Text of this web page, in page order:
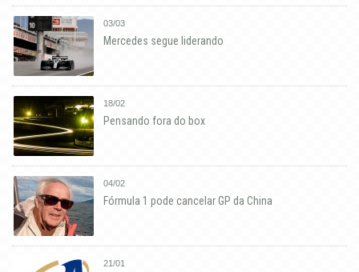
03/03
Mercedes segue liderando
18/02
Pensando fora do box
04/02
Fórmula 1 pode cancelar GP da China
21/01